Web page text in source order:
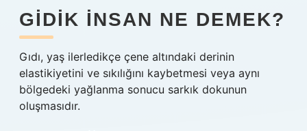
GIDIK INSAN NE DEMEK?
Gıdı, yaş ilerledikçe çene altındaki derinin
elastikiyetini ve sıkılığını kaybetmesi veya aynı
bölgedeki yağlanma sonucu sarkık dokunun
oluşmasıdır.